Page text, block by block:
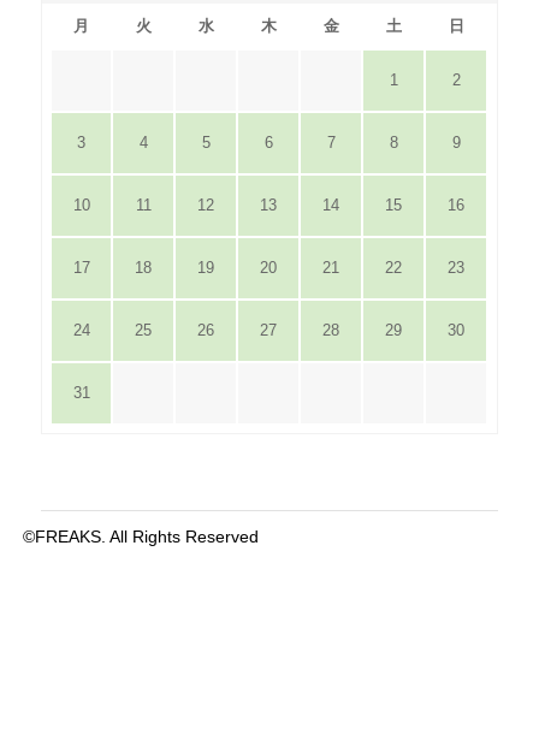
月 火 水 木 金 土 日
1 2
3 4 5 6 7 8 9
10 11 12 13 14 15 16
17 18 19 20 21 22 23
24 25 26 27 28 29 30
31
©FREAKS. All Rights Reserved